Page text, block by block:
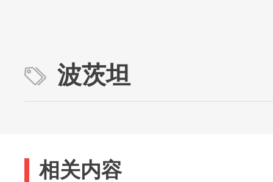
波茨坦
相关内容